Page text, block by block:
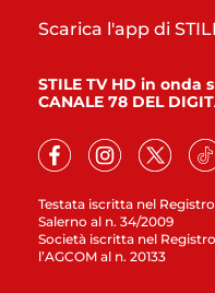
Testata iscritta nel
Salerno al n. 34/2009
Società iscritta nel
l’AGCOM al n. 20133
Scarica l'app di
STILE TV HD in onda
CANALE 78 DEL